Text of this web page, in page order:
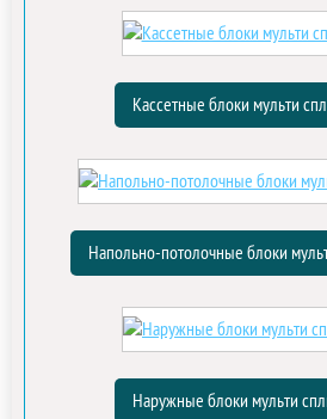
Кассетные блоки мульти
Напольно-потолочные блоки
Наружные блоки мульти